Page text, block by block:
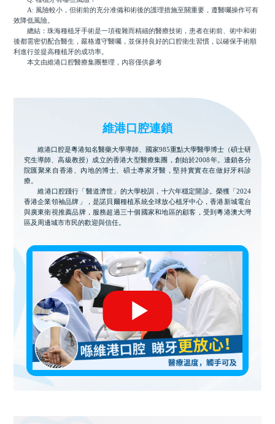
A: 風險較小，但術前的充分准備和術後的護理措施至關重要，遵醫囑操作可有
效降低風險。
總結：珠海種植牙手術是一項複雜而精細的醫療技術，患者在術前、術中和術
後都需密切配合醫生，嚴格遵守醫囑，並保持良好的口腔衛生習慣，以確保手術順
利進行並提高種植牙的成功率。
本文由維港口腔醫療集團整理，內容僅供參考
維港口腔連鎖
維港口腔是粵港知名醫藥大學導師、國家985重點大學醫學博士（碩士研
究生導師、高級教授）成立的香港大型醫療集團，創始於2008年。連鎖各分
院匯聚來自香港、內地的博士、碩士專家牙醫，堅持實實在在做好牙科診
療。
維港口腔踐行「醫道濟世」的大學校訓，十六年穩定開診。榮獲「2024
香港企業領袖品牌」，是諾貝爾種植系統全球放心植牙中心，香港新城電台
與廣東衛視推薦品牌，服務超過三十個國家和地區的顧客，受到粵港澳大灣
區及周邊城市市民的歡迎與信任。